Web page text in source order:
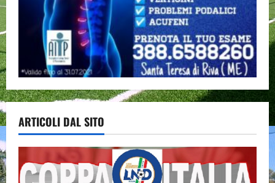
ARTICOLI DAL SITO